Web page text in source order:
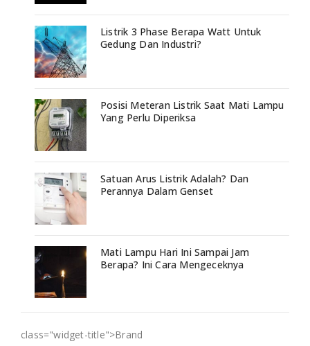
Listrik 3 Phase Berapa Watt Untuk
Gedung Dan Industri?
Posisi Meteran Listrik Saat Mati Lampu
Yang Perlu Diperiksa
Satuan Arus Listrik Adalah? Dan
Perannya Dalam Genset
Mati Lampu Hari Ini Sampai Jam
Berapa? Ini Cara Mengeceknya
class="widget-title">Brand